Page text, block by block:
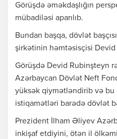
Görüşdə əməkdaşlığın
mübadiləsi aparılıb.
Bundan başqa, dövlət
şirkətinin həmtəsisçisi
Görüşdə Devid Rubinşteyn
Azərbaycan Dövlət Neft
yüksək qiymətləndirib və bu
istiqamətləri barədə dövlət
Prezident İlham Əliyev
inkişaf etdiyini, ötən il